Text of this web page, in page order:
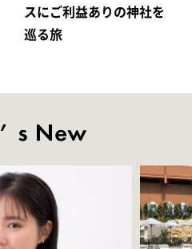
スにご利益ありの神社を
巡る旅